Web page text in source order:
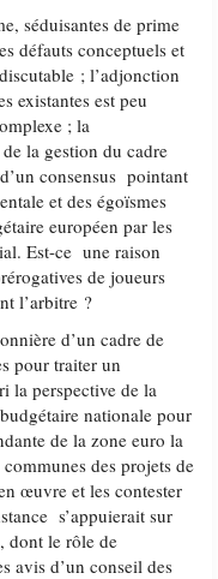
séduisantes de prime
défauts conceptuels et
; l’adjonction
existantes est peu
; la
la gestion du cadre
consensus pointant
et des égoïsmes
européen par les
Est-ce une raison
de joueurs
l’arbitre ?
d’un cadre de
pour traiter un
la perspective de la
nationale pour
de la zone euro la
des projets de
œuvre et les contester
s’appuierait sur
dont le rôle de
avis d’un conseil des